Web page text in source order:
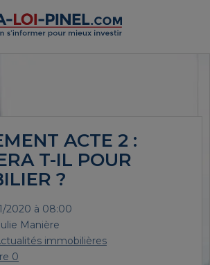
ACTE 2 :
T-IL POUR
?
2020 à 08:00
Manière
immobilières
0